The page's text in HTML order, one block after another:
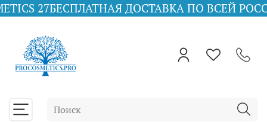
БЕСПЛАТНАЯ ДОСТАВКА ПО ВСЕЙ РОССИИ ПРИ